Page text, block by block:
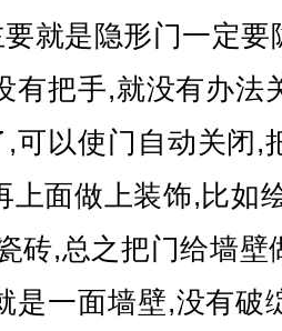
是隐形门一定要
有把手,就没有办法
,可以使门自动关闭,
上面做上装饰,比如
砖,总之把门给墙壁
是一面墙壁,没有破